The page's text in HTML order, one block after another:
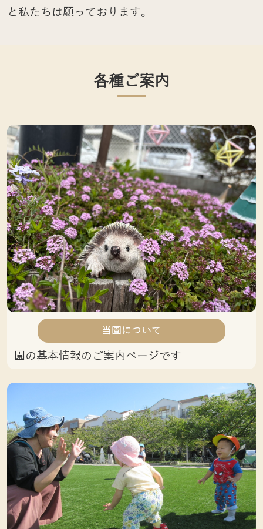
と私たちは願っております。
各種ご案内
当園について
園の基本情報のご案内ページです